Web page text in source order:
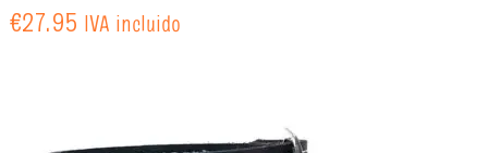
€27.95 IVA incluido